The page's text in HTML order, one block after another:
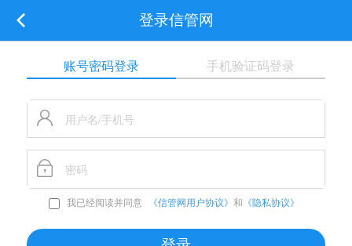
登录信管网
账号密码登录 手机验证码登录
我已经阅读并同意 《信管网用户协议》 和 《隐私协议》